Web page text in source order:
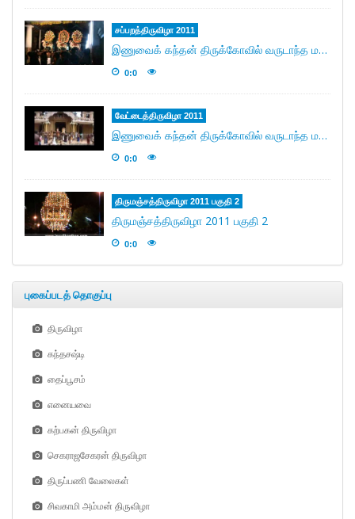
சப்பற‌த்திருவிழா 2011
இணுவைக் கந்தன் திருக்கோவில் வருடாந்த மகோற்சவ சப்பற‌த்திருவிழா 29/06/2011.
0:0
வேட்டைத்திருவிழா 2011
இணுவைக் கந்தன் திருக்கோவில் வருடாந்த மகோற்சவ வேட்டைத்திருவிழா 29/06/2011.
0:0
திருமஞ்சத்திருவிழா 2011 பகுதி 2
திருமஞ்சத்திருவிழா 2011 பகுதி 2
0:0
புகைப்படத் தொகுப்பு
திருவிழா
கந்தசஷ்டி
தைப்பூசம்
எனையவை
கற்பகன் திருவிழா
செகராஜசேகரன் திருவிழா
திருப்பணி வேலைகள்
சிவகாமி அம்மன் திருவிழா